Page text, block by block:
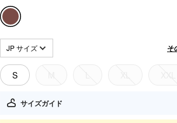
JP サイズ そ
S
サイズガイド